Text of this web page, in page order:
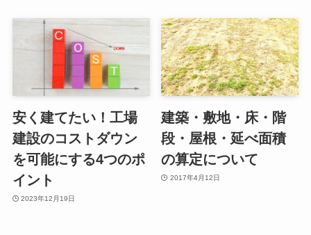
安く建てたい！工場
建設のコストダウン
を可能にする4つのポ
イント
2023年12月19日
建築・敷地・床・階
段・屋根・延べ面積
の算定について
2017年4月12日